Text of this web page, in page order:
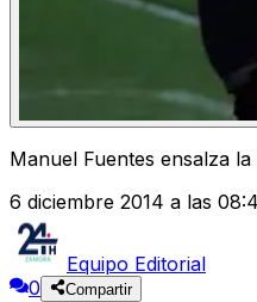
Manuel Fuentes ensalza
6 diciembre 2014 a las
Equipo Editorial
0
Compartir